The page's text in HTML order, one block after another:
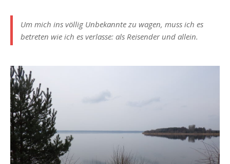
Um mich ins völlig Unbekannte zu wagen, muss ich es
betreten wie ich es verlasse: als Reisender und allein.